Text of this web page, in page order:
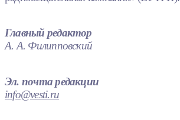
Главный редактор
А. А. Филипповский
Эл. почта редакции
info@vesti.ru